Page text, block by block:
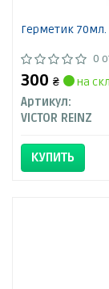
Герметик 70мл.
0
300 ₴
на
Артикул:
VICTOR REINZ
КУПИТЬ